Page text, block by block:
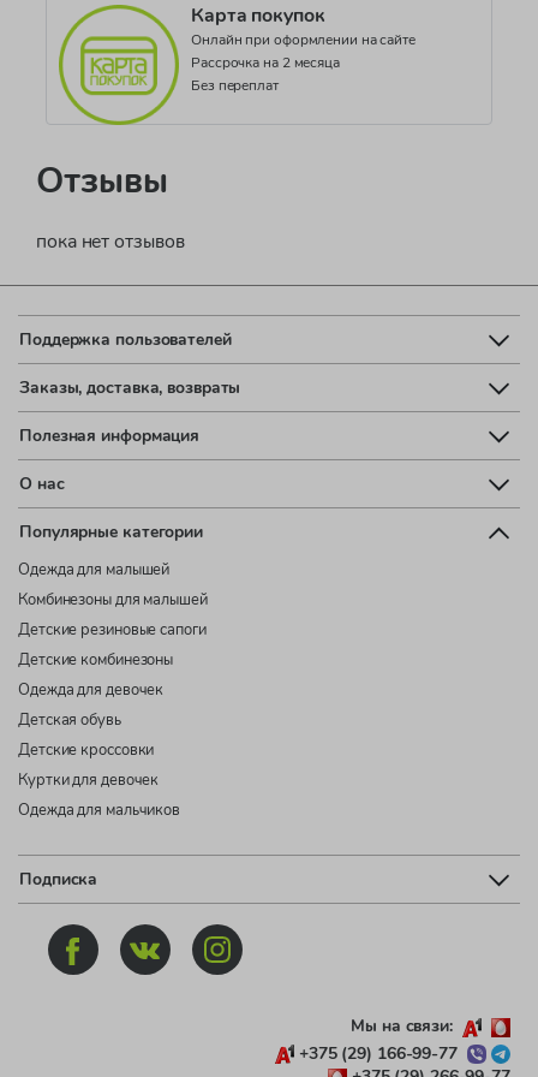
Карта покупок
Онлайн при оформлении на сайте
Рассрочка на 2 месяца
Без переплат
Отзывы
пока нет отзывов
Поддержка пользователей
Заказы, доставка, возвраты
Полезная информация
О нас
Популярные категории
Одежда для малышей
Комбинезоны для малышей
Детские резиновые сапоги
Детские комбинезоны
Одежда для девочек
Детская обувь
Детские кроссовки
Куртки для девочек
Одежда для мальчиков
Подписка
Мы на связи:
+375 (29) 166-99-77